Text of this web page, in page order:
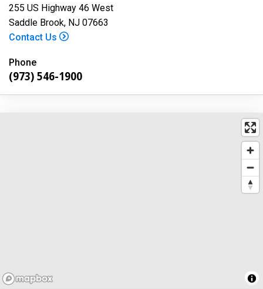
255 US Highway 46 West
Saddle Brook, NJ 07663
Contact Us
Phone
(973) 546-1900